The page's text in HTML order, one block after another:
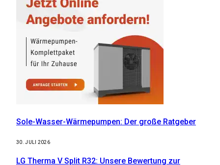
Sole-Wasser-Wärmepumpen: Der große Ratgeber
30. JULI 2026
LG Therma V Split R32: Unsere Bewertung zur